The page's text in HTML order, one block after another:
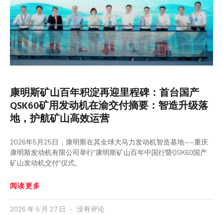
康明斯矿山百年积淀再迎里程碑：首台国产
QSK60矿用发动机在渝交付摘要：智造升级落
地，护航矿山高效运营
2026年5月25日，康明斯在其全球大马力发动机智造基地——重庆
康明斯发动机有限公司举行“康明斯矿山百年中国行暨QSK60国产
矿山发动机交付”仪式。
阅读更多
2026 年 5 月 27 日 没有评论